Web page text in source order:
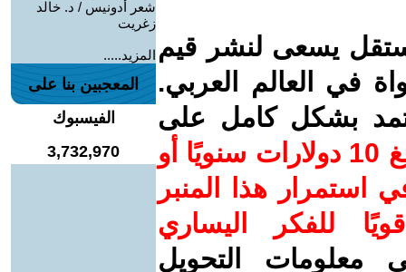
يسعى لنشر قيم
في العالم العربي.
بشكل كامل على
ساهم/ي معنا! بدعمكم بمبلغ 10 دولارات سنويًا أو
استمرار هذا المنبر
للفكر اليساري
معلومات التحويل
شعر أدونيس / د. خالد
زغريت
المزيد.....
المعجبين بنا على
الفيسبوك
3,732,970